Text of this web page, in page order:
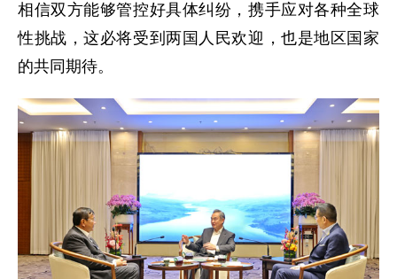
相信双方能够管控好具体纠纷，携手应对各种全球
性挑战，这必将受到两国人民欢迎，也是地区国家
的共同期待。